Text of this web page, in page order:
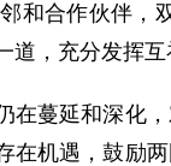
合作伙伴，
，充分发挥
蔓延和深化，
在机遇，鼓励